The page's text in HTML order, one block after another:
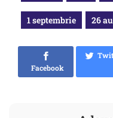
1 septembrie 26
Facebook